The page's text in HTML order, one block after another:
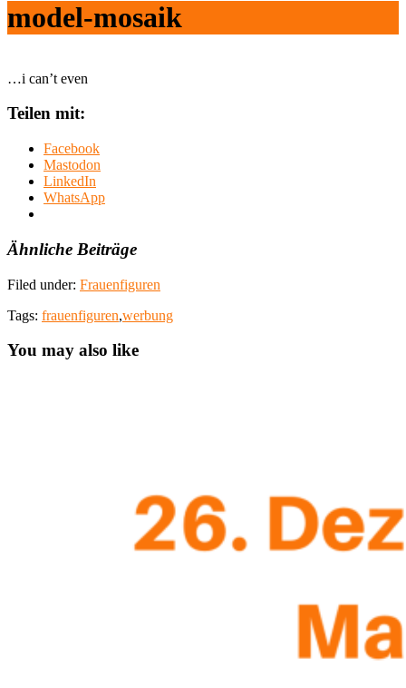
model-mosaik
…i can’t even
Teilen mit:
Facebook
Mastodon
LinkedIn
WhatsApp
Ähnliche Beiträge
Filed under: Frauenfiguren
Tags: frauenfiguren,werbung
You may also like